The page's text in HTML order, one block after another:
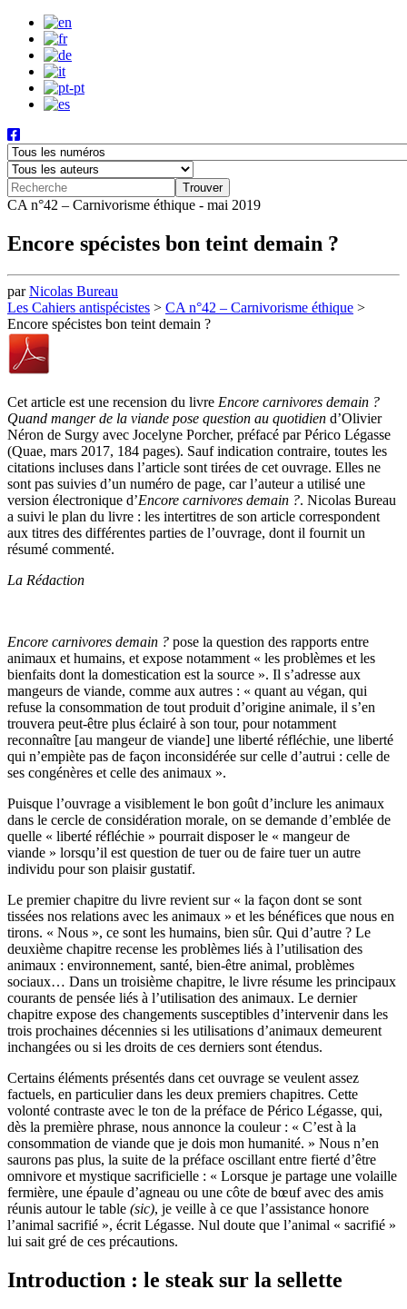
CA n°42 – Carnivorisme éthique - mai 2019
Encore spécistes bon teint demain ?
parNicolas Bureau
Les Cahiers antispécistes > CA n°42 – Carnivorisme éthique >
Encore spécistes bon teint demain ?
Cet article est une recension du livre Encore carnivores demain ?
Quand manger de la viande pose question au quotidien d’Olivier
Néron de Surgy avec Jocelyne Porcher, préfacé par Périco Légasse
(Quae, mars 2017, 184 pages). Sauf indication contraire, toutes les
citations incluses dans l’article sont tirées de cet ouvrage. Elles ne
sont pas suivies d’un numéro de page, car l’auteur a utilisé une
version électronique d’Encore carnivores demain ?. Nicolas Bureau
a suivi le plan du livre : les intertitres de son article correspondent
aux titres des différentes parties de l’ouvrage, dont il fournit un
résumé commenté.
La Rédaction
Encore carnivores demain ? pose la question des rapports entre
animaux et humains, et expose notamment « les problèmes et les
bienfaits dont la domestication est la source ». Il s’adresse aux
mangeurs de viande, comme aux autres : « quant au végan, qui
refuse la consommation de tout produit d’origine animale, il s’en
trouvera peut-être plus éclairé à son tour, pour notamment
reconnaître [au mangeur de viande] une liberté réfléchie, une liberté
qui n’empiète pas de façon inconsidérée sur celle d’autrui : celle de
ses congénères et celle des animaux ».
Puisque l’ouvrage a visiblement le bon goût d’inclure les animaux
dans le cercle de considération morale, on se demande d’emblée de
quelle « liberté réfléchie » pourrait disposer le « mangeur de
viande » lorsqu’il est question de tuer ou de faire tuer un autre
individu pour son plaisir gustatif.
Le premier chapitre du livre revient sur « la façon dont se sont
tissées nos relations avec les animaux » et les bénéfices que nous en
tirons. « Nous », ce sont les humains, bien sûr. Qui d’autre ? Le
deuxième chapitre recense les problèmes liés à l’utilisation des
animaux : environnement, santé, bien-être animal, problèmes
sociaux… Dans un troisième chapitre, le livre résume les principaux
courants de pensée liés à l’utilisation des animaux. Le dernier
chapitre expose des changements susceptibles d’intervenir dans les
trois prochaines décennies si les utilisations d’animaux demeurent
inchangées ou si les droits de ces derniers sont étendus.
Certains éléments présentés dans cet ouvrage se veulent assez
factuels, en particulier dans les deux premiers chapitres. Cette
volonté contraste avec le ton de la préface de Périco Légasse, qui,
dès la première phrase, nous annonce la couleur : « C’est à la
consommation de viande que je dois mon humanité. » Nous n’en
saurons pas plus, la suite de la préface oscillant entre fierté d’être
omnivore et mystique sacrificielle : « Lorsque je partage une volaille
fermière, une épaule d’agneau ou une côte de bœuf avec des amis
réunis autour le table (sic), je veille à ce que l’assistance honore
l’animal sacrifié », écrit Légasse. Nul doute que l’animal « sacrifié »
lui sait gré de ces précautions.
Introduction : le steak sur la sellette